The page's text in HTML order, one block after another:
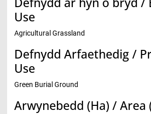
Use
Agricultural Grassland
Defnydd Arfaethedig /
Use
Green Burial Ground
Arwynebedd (Ha) / Area